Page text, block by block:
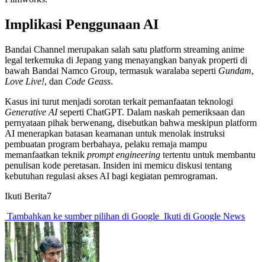
Implikasi Penggunaan AI
Bandai Channel merupakan salah satu platform streaming anime
legal terkemuka di Jepang yang menayangkan banyak properti di
bawah Bandai Namco Group, termasuk waralaba seperti Gundam,
Love Live!, dan Code Geass.
Kasus ini turut menjadi sorotan terkait pemanfaatan teknologi
Generative AIseperti ChatGPT. Dalam naskah pemeriksaan dan
pernyataan pihak berwenang, disebutkan bahwa meskipun platform
AI menerapkan batasan keamanan untuk menolak instruksi
pembuatan program berbahaya, pelaku remaja mampu
memanfaatkan teknik prompt engineering tertentu untuk membantu
penulisan kode peretasan. Insiden ini memicu diskusi tentang
kebutuhan regulasi akses AI bagi kegiatan pemrograman.
Ikuti Berita7
Tambahkan ke sumber pilihan di Google Ikuti di Google News